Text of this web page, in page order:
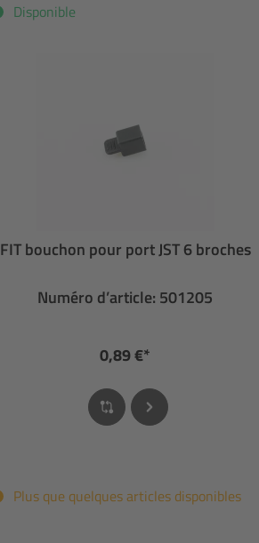
Disponible
FIT bouchon pour port JST 6 broches
Numéro d’article: 501205
0,89 €*
Plus que quelques articles disponibles